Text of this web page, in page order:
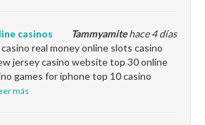
Tammyamitehace 4 días
casinos
real money online slots casino
jersey casino website top 30 online
games for iphone top 10 casino
más